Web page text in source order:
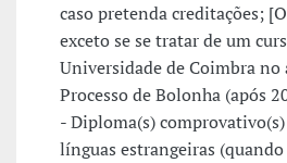
caso pretenda creditações;
exceto se se tratar de um
Universidade de Coimbra
Processo de Bolonha (após
- Diploma(s)
línguas estrangeiras